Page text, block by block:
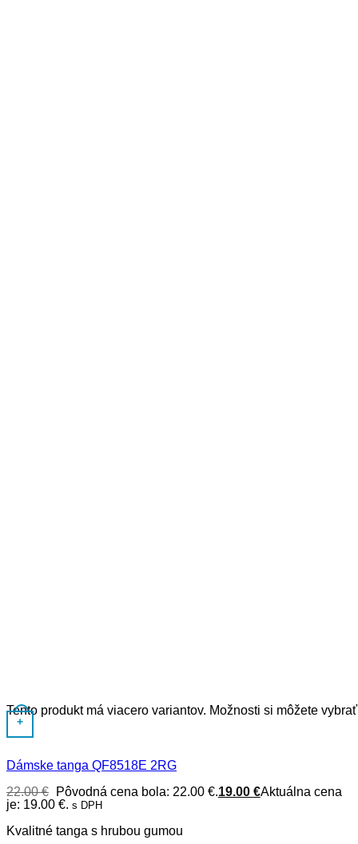
+
Tento produkt má viacero variantov. Možnosti si môžete
Dámske tanga QF8518E 2RG
22.00€ Pôvodná cena bola: 22.00 €.19.00 €Aktuálna cena
je: 19.00 €. s DPH
Kvalitné tanga s hrubou gumou